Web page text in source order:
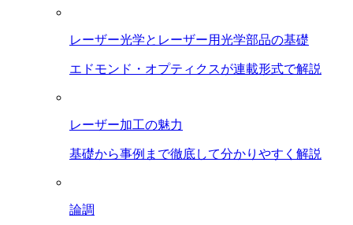
レーザー光学とレーザー用光学部品の基礎
エドモンド・オプティクスが連載形式で解説
レーザー加工の魅力
基礎から事例まで徹底して分かりやすく解説
論調